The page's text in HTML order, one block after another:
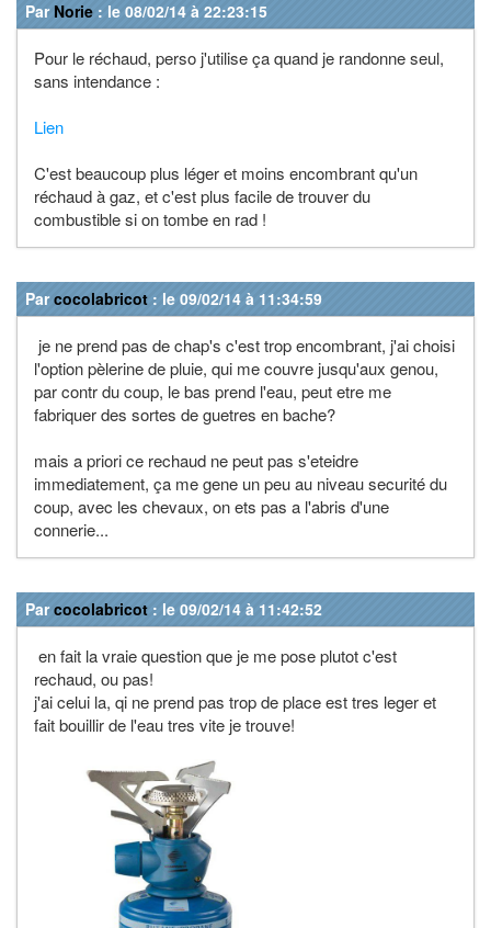
Par Norie : le 08/02/14 à 22:23:15
Pour le réchaud, perso j'utilise ça quand je randonne seul,
sans intendance :
Lien
C'est beaucoup plus léger et moins encombrant qu'un
réchaud à gaz, et c'est plus facile de trouver du
combustible si on tombe en rad !
Parcocolabricot : le 09/02/14 à 11:34:59
je ne prend pas de chap's c'est trop encombrant, j'ai choisi
l'option pèlerine de pluie, qui me couvre jusqu'aux genou,
par contr du coup, le bas prend l'eau, peut etre me
fabriquer des sortes de guetres en bache?
mais a priori ce rechaud ne peut pas s'eteidre
immediatement, ça me gene un peu au niveau securité du
coup, avec les chevaux, on ets pas a l'abris d'une
connerie...
Parcocolabricot : le 09/02/14 à 11:42:52
en fait la vraie question que je me pose plutot c'est
rechaud, ou pas!
j'ai celui la, qi ne prend pas trop de place est tres leger et
fait bouillir de l'eau tres vite je trouve!